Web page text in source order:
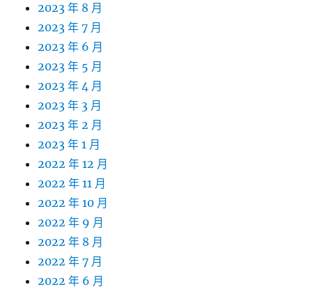
2023 年 8 月
2023 年 7 月
2023 年 6 月
2023 年 5 月
2023 年 4 月
2023 年 3 月
2023 年 2 月
2023 年 1 月
2022 年 12 月
2022 年 11 月
2022 年 10 月
2022 年 9 月
2022 年 8 月
2022 年 7 月
2022 年 6 月